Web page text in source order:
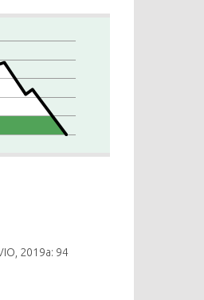
2019a: 94